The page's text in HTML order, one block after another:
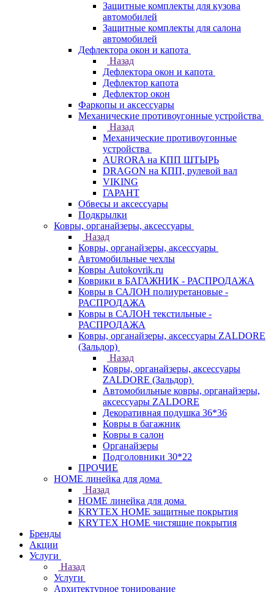
Защитные комплекты для кузова
автомобилей
Защитные комплекты для салона
автомобилей
Дефлектора окон и капота
Назад
Дефлектора окон и капота
Дефлектор капота
Дефлектор окон
Фаркопы и аксессуары
Механические противоугонные устройства
Назад
Механические противоугонные
устройства
AURORA на КПП ШТЫРЬ
DRAGON на КПП, рулевой вал
VIKING
ГАРАНТ
Обвесы и аксессуары
Подкрылки
Ковры, органайзеры, аксессуары
Назад
Ковры, органайзеры, аксессуары
Автомобильные чехлы
Ковры Autokovrik.ru
Коврики в БАГАЖНИК - РАСПРОДАЖА
Ковры в САЛОН полиуретановые -
РАСПРОДАЖА
Ковры в САЛОН текстильные -
РАСПРОДАЖА
Ковры, органайзеры, аксессуары ZALDORE
(Зальдор)
Назад
Ковры, органайзеры, аксессуары
ZALDORE (Зальдор)
Автомобильные ковры, органайзеры,
аксессуары ZALDORE
Декоративная подушка 36*36
Ковры в багажник
Ковры в салон
Органайзеры
Подголовники 30*22
ПРОЧИЕ
HOME линейка для дома
Назад
HOME линейка для дома
KRYTEX HOME защитные покрытия
KRYTEX HOME чистящие покрытия
Бренды
Акции
Услуги
Назад
Услуги
Архитектурное тонирование